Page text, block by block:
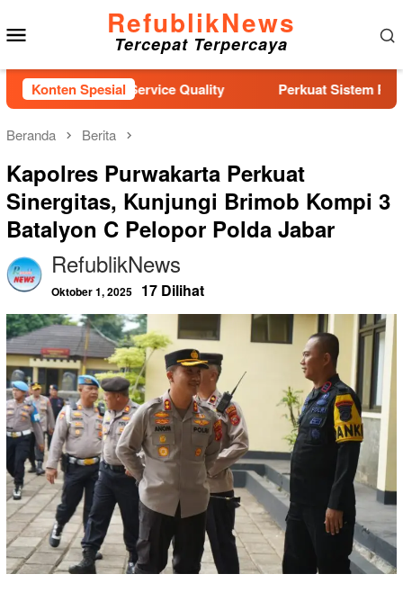
ke
konten
RefublikNews
Tercepat Terpercaya
Konten Spesial
Service Quality Perkuat Sistem Perlindungan
Beranda Berita
Kapolres Purwakarta Perkuat
Sinergitas, Kunjungi Brimob Kompi 3
Batalyon C Pelopor Polda Jabar
RefublikNews
Oktober 1, 2025 17 Dilihat